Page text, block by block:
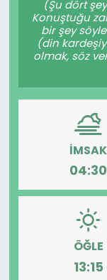
(Şu dört
Konuştuğu
bir şey
(din
olmak, söz
İMSAK
04:30
ÖĞLE
13:15
KÜLTÜR
MAGAZİN
POLİTİKA
SAĞLIK
Siyaset
TEKNOLOJİ